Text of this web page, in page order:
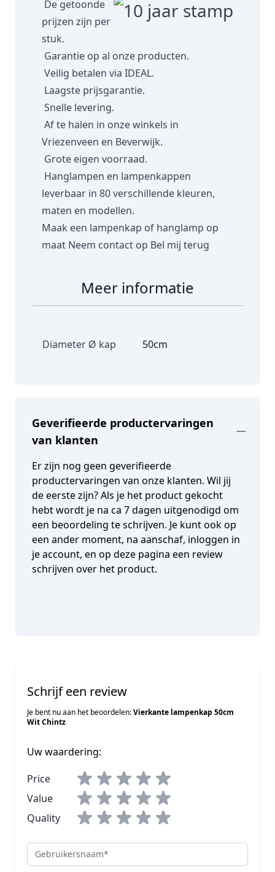
De getoonde
prijzen zijn per
stuk.
Garantie op al onze producten.
Veilig betalen via IDEAL.
Laagste prijsgarantie.
Snelle levering.
Af te halen in onze winkels in
Vriezenveen en Beverwijk.
Grote eigen voorraad.
Hanglampen en lampenkappen
leverbaar in 80 verschillende kleuren,
maten en modellen.
Maak een lampenkap of hanglamp op
maat Neem contact op Bel mij terug
Meer informatie
Diameter Ø kap 50cm
Geverifieerde productervaringen
van klanten
Er zijn nog geen geverifieerde
productervaringen van onze klanten. Wil jij
de eerste zijn? Als je het product gekocht
hebt wordt je na ca 7 dagen uitgenodigd om
een beoordeling te schrijven. Je kunt ook op
een ander moment, na aanschaf, inloggen in
je account, en op deze pagina een review
schrijven over het product.
Schrijf een review
Je bent nu aan het beoordelen:Vierkante lampenkap 50cm
Wit Chintz
Uw waardering:
Price
Value
Quality
Gebruikersnaam